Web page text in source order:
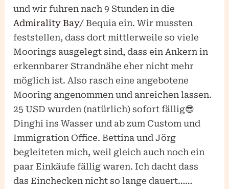
und wir fuhren nach 9 Stunden in die
Admirality Bay/ Bequia ein. Wir mussten
feststellen, dass dort mittlerweile so viele
Moorings ausgelegt sind, dass ein Ankern in
erkennbarer Strandnähe eher nicht mehr
möglich ist. Also rasch eine angebotene
Mooring angenommen und anreichen lassen.
25 USD wurden (natürlich) sofort fällig😎
Dinghi ins Wasser und ab zum Custom und
Immigration Office. Bettina und Jörg
begleiteten mich, weil gleich auch noch ein
paar Einkäufe fällig waren. Ich dacht dass
das Einchecken nicht so lange dauert……